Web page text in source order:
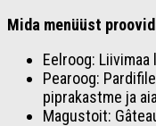
Mida menüüst
Eelroog:
Pearoog:
piprakastme ja
Magustoit: